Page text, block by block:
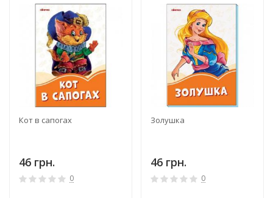
Кот в сапогах
46 грн.
0
Золушка
46 грн.
0